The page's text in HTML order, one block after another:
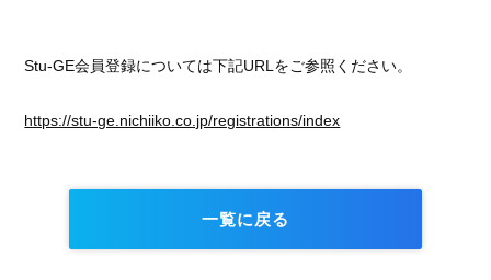
Stu-GE会員登録については下記URLをご参照ください。
https://stu-ge.nichiiko.co.jp/registrations/index
一覧に戻る